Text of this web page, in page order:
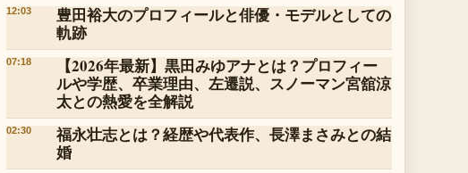
12:03
豊田裕大のプロフィールと俳優・モデルとしての
軌跡
07:18
【2026年最新】黒田みゆアナとは？プロフィー
ルや学歴、卒業理由、左遷説、スノーマン宮舘涼
太との熱愛を全解説
02:30
福永壮志とは？経歴や代表作、長澤まさみとの結
婚